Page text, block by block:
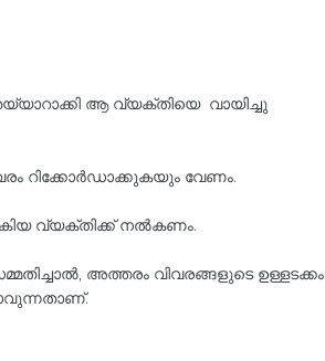
ആ വ്യക്തിയെ വായിച്ചു
റിക്കോര്‍ഡാക്കുകയും വേണം.
വ്യക്തിക്ക് നൽകണം.
അത്തരം വിവരങ്ങളുടെ ഉള്ളടക്കം